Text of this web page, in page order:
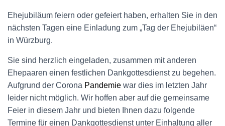
Ehejubiläum feiern oder gefeiert haben, erhalten Sie in den
nächsten Tagen eine Einladung zum „Tag der Ehejubiläen“
in Würzburg.
Sie sind herzlich eingeladen, zusammen mit anderen
Ehepaaren einen festlichen Dankgottesdienst zu begehen.
Aufgrund der Corona Pandemie war dies im letzten Jahr
leider nicht möglich. Wir hoffen aber auf die gemeinsame
Feier in diesem Jahr und bieten Ihnen dazu folgende
Termine für einen Dankgottesdienst unter Einhaltung aller